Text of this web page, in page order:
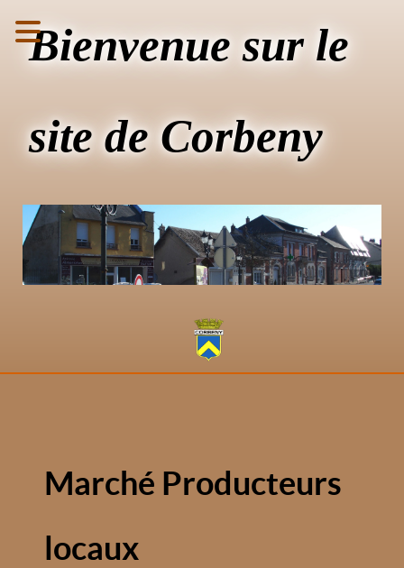
Bienvenue sur le
site de Corbeny
Marché Producteurs
locaux